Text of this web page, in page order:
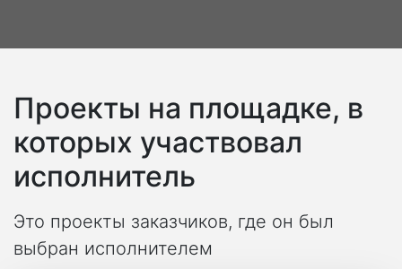
Проекты на площадке, в
которых участвовал
исполнитель
Это проекты заказчиков, где он был
выбран исполнителем